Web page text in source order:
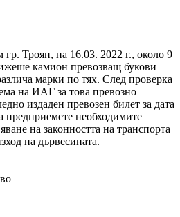
Троян, на 16.03. 2022 г., около 9
камион превозващ букови
марки по тях. След проверка
на ИАГ за това превозно
издаден превозен билет за дата
предприемете необходимите
на законността на транспорта
на дървесината.